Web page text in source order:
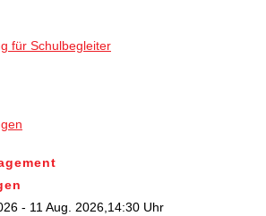
für Schulbegleiter
- 11 Aug. 2026,14:30 Uhr